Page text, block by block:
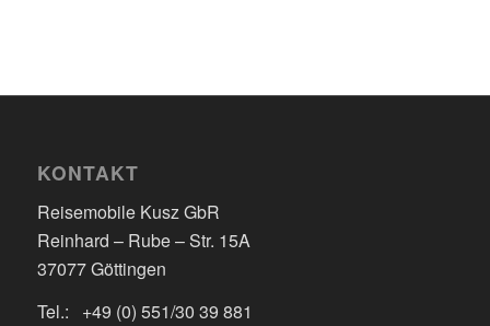
KONTAKT
Reisemobile Kusz GbR
Reinhard – Rube – Str. 15A
37077 Göttingen
Tel.: +49 (0) 551/30 39 881